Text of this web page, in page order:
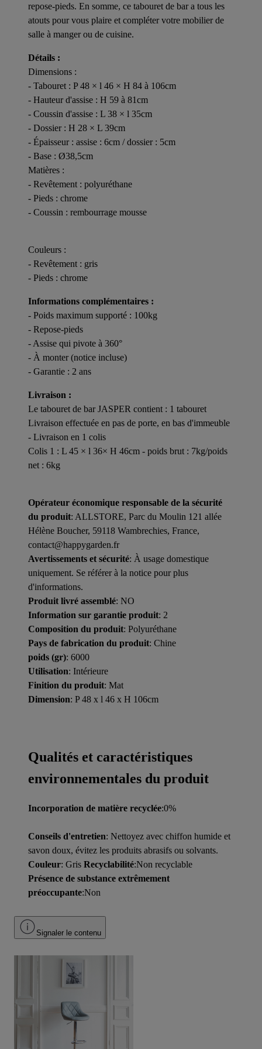
repose-pieds. En somme, ce tabouret de bar a tous les
atouts pour vous plaire et compléter votre mobilier de
salle à manger ou de cuisine.
Détails :
Dimensions :
- Tabouret : P 48 × l 46 × H 84 à 106cm
- Hauteur d'assise : H 59 à 81cm
- Coussin d'assise : L 38 × l 35cm
- Dossier : H 28 × L 39cm
- Épaisseur : assise : 6cm / dossier : 5cm
- Base : Ø38,5cm
Matières :
- Revêtement : polyuréthane
- Pieds : chrome
- Coussin : rembourrage mousse
Couleurs :
- Revêtement : gris
- Pieds : chrome
Informations complémentaires :
- Poids maximum supporté : 100kg
- Repose-pieds
- Assise qui pivote à 360°
- À monter (notice incluse)
- Garantie : 2 ans
Livraison :
Le tabouret de bar JASPER contient : 1 tabouret
Livraison effectuée en pas de porte, en bas d'immeuble
- Livraison en 1 colis
Colis 1 : L 45 × l 36× H 46cm - poids brut : 7kg/poids
net : 6kg
Opérateur économique responsable de la sécurité
du produit: ALLSTORE, Parc du Moulin 121 allée
Hélène Boucher, 59118 Wambrechies, France,
contact@happygarden.fr
Avertissements et sécurité: À usage domestique
uniquement. Se référer à la notice pour plus
d'informations.
Produit livré assemblé: NO
Information sur garantie produit: 2
Composition du produit: Polyuréthane
Pays de fabrication du produit: Chine
poids (gr): 6000
Utilisation: Intérieure
Finition du produit: Mat
Dimension: P 48 x l 46 x H 106cm
Qualités et caractéristiques
environnementales du produit
Incorporation de matière recyclée:0%
Conseils d'entretien: Nettoyez avec chiffon humide et
savon doux, évitez les produits abrasifs ou solvants.
Couleur: Gris Recyclabilité:Non recyclable
Présence de substance extrêmement
préoccupante:Non
Signaler le contenu